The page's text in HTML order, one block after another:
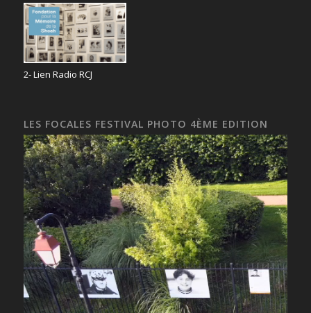
2- Lien Radio RCJ
LES FOCALES FESTIVAL PHOTO 4ÈME EDITION